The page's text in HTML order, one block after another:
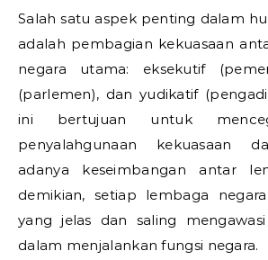
Salah satu aspek penting dalam
adalah pembagian kekuasaan
negara utama: eksekutif
(parlemen), dan yudikatif
ini bertujuan untuk
penyalahgunaan kekuasaan
adanya keseimbangan antar
demikian, setiap lembaga
yang jelas dan saling
dalam menjalankan fungsi negara.